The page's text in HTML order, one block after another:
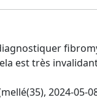
est très
2024-05-